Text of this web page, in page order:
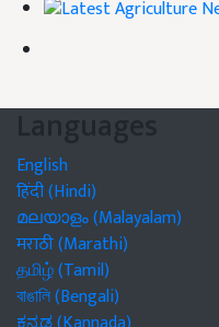
Languages
English
हिंदी (Hindi)
മലയാളം (Malayalam)
मराठी (Marathi)
தமிழ் (Tamil)
বাঙালি (Bengali)